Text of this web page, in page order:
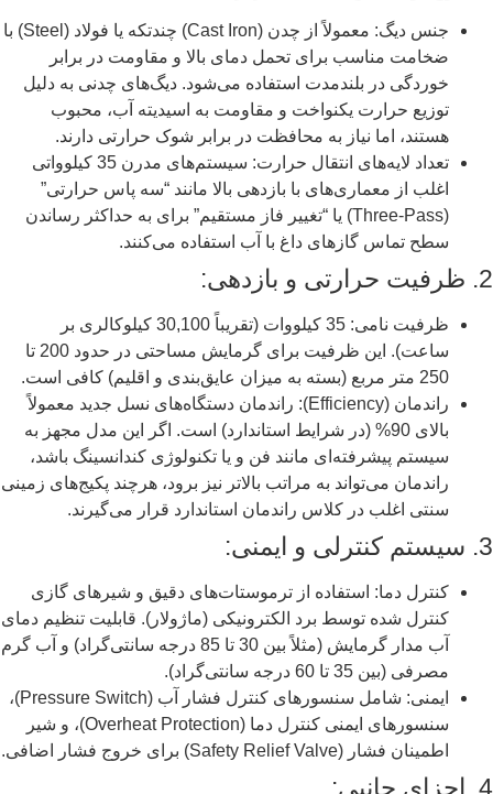
جنس دیگ: معمولاً از چدن (Cast Iron) چندتکه یا فولاد (Steel) با
ضخامت مناسب برای تحمل دمای بالا و مقاومت در برابر
خوردگی در بلندمدت استفاده می‌شود. دیگ‌های چدنی به دلیل
توزیع حرارت یکنواخت و مقاومت به اسیدیته آب، محبوب
هستند، اما نیاز به محافظت در برابر شوک حرارتی دارند.
تعداد لایه‌های انتقال حرارت: سیستم‌های مدرن 35 کیلوواتی
اغلب از معماری‌های با بازدهی بالا مانند “سه پاس حرارتی”
(Three-Pass) یا “تغییر فاز مستقیم” برای به حداکثر رساندن
سطح تماس گازهای داغ با آب استفاده می‌کنند.
2. ظرفیت حرارتی و بازدهی:
ظرفیت نامی: 35 کیلووات (تقریباً 30,100 کیلوکالری بر
ساعت). این ظرفیت برای گرمایش مساحتی در حدود 200 تا
250 متر مربع (بسته به میزان عایق‌بندی و اقلیم) کافی است.
راندمان (Efficiency): راندمان دستگاه‌های نسل جدید معمولاً
بالای 90% (در شرایط استاندارد) است. اگر این مدل مجهز به
سیستم پیشرفته‌ای مانند فن و یا تکنولوژی کندانسینگ باشد،
راندمان می‌تواند به مراتب بالاتر نیز برود، هرچند پکیج‌های زمینی
سنتی اغلب در کلاس راندمان استاندارد قرار می‌گیرند.
3. سیستم کنترلی و ایمنی:
کنترل دما: استفاده از ترموستات‌های دقیق و شیرهای گازی
کنترل شده توسط برد الکترونیکی (ماژولار). قابلیت تنظیم دمای
آب مدار گرمایش (مثلاً بین 30 تا 85 درجه سانتی‌گراد) و آب گرم
مصرفی (بین 35 تا 60 درجه سانتی‌گراد).
ایمنی: شامل سنسورهای کنترل فشار آب (Pressure Switch)،
سنسورهای ایمنی کنترل دما (Overheat Protection)، و شیر
اطمینان فشار (Safety Relief Valve) برای خروج فشار اضافی.
4. اجزای جانبی: